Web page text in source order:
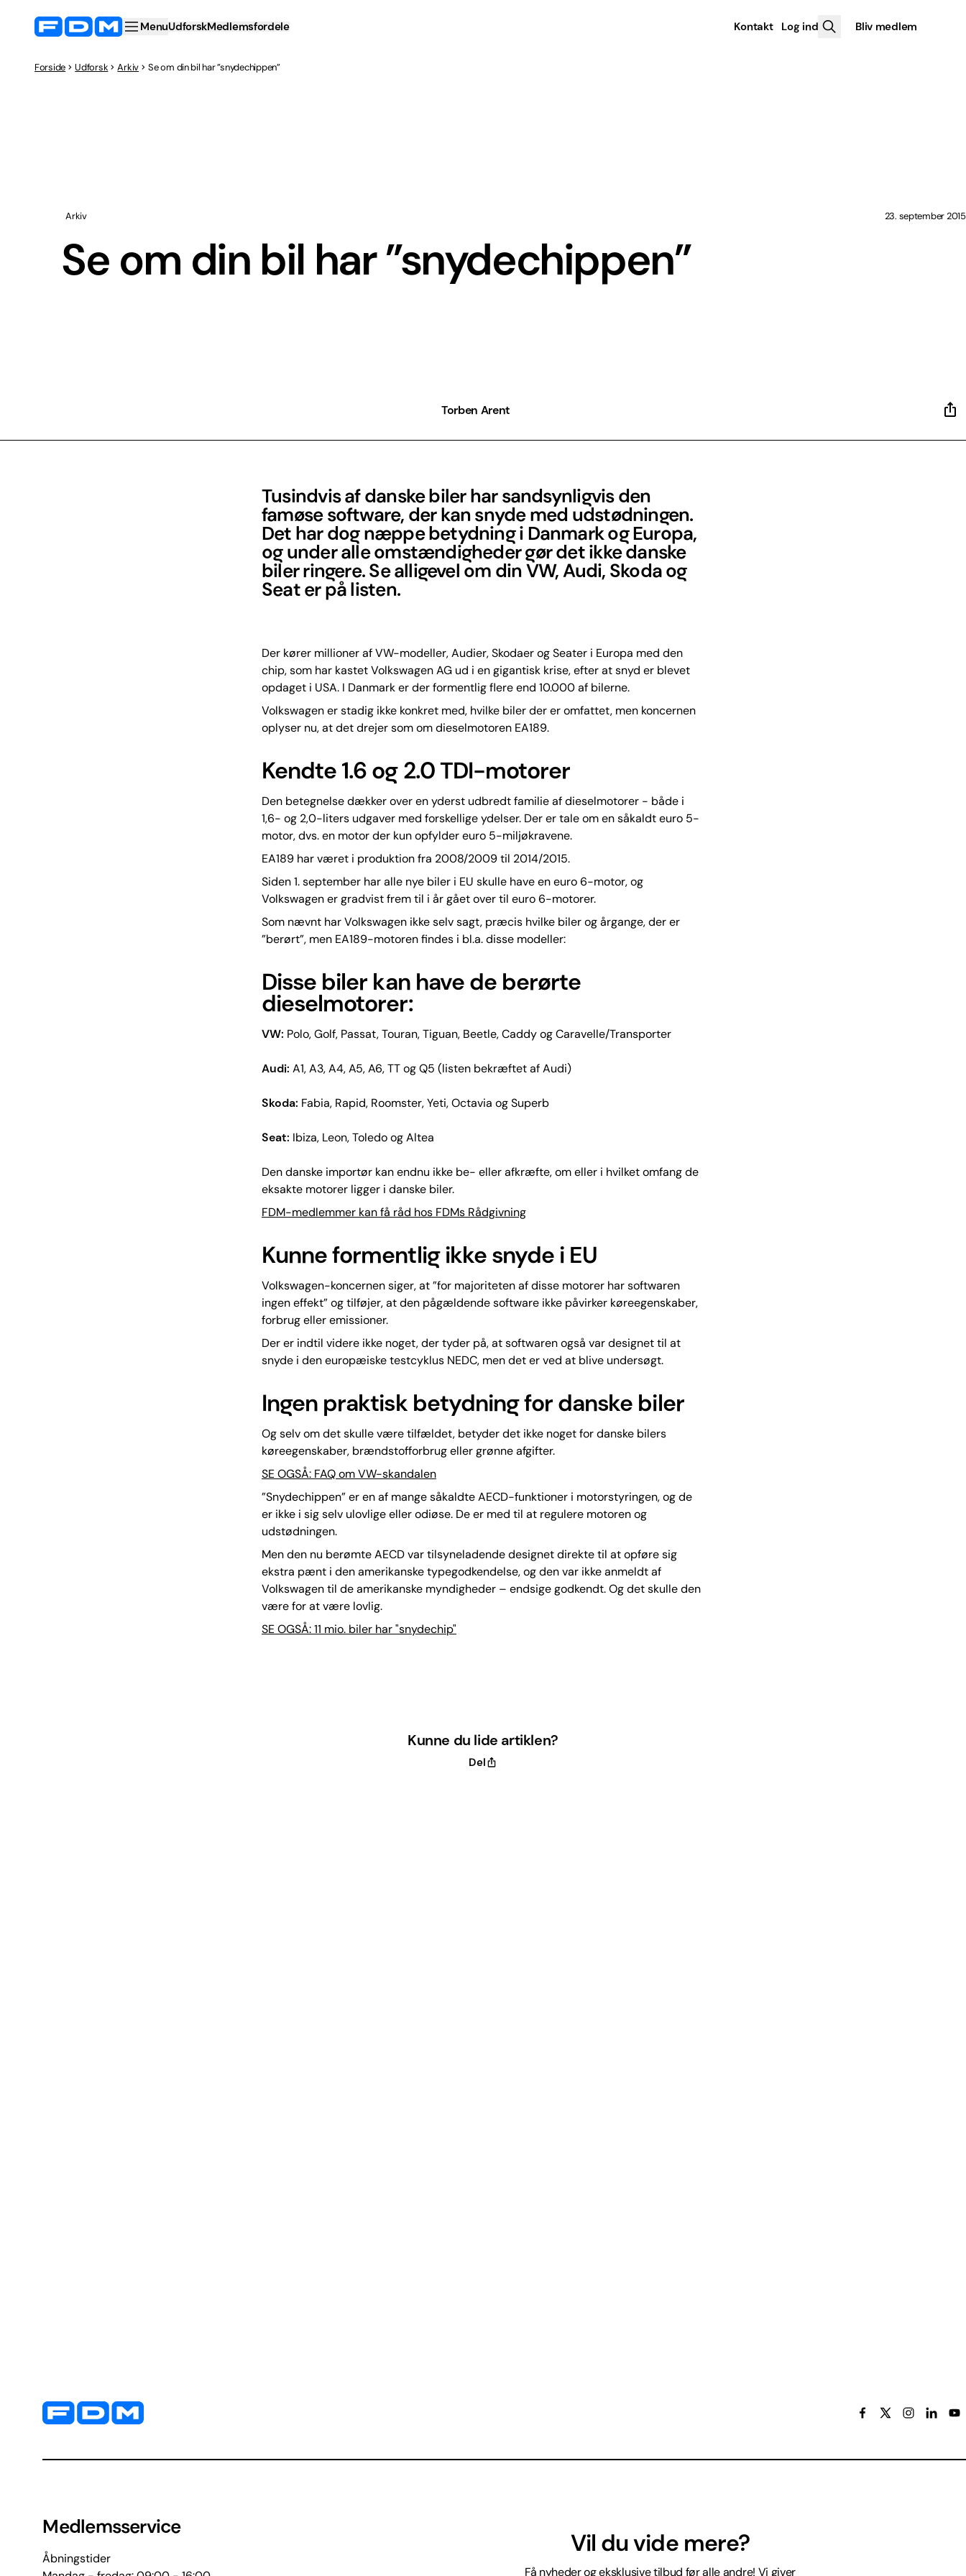
MenuUdforskMedlemsfordele Kontakt Log ind Bliv medlem
Forside Udforsk Arkiv Se om din bil har ”snydechippen”
Se om din bil har ”snydechippen”
Arkiv 23. september 2015
Torben Arent
Tusindvis af danske biler har sandsynligvis den
famøse software, der kan snyde med udstødningen.
Det har dog næppe betydning i Danmark og Europa,
og under alle omstændigheder gør det ikke danske
biler ringere. Se alligevel om din VW, Audi, Skoda og
Seat er på listen.
Der kører millioner af VW-modeller, Audier, Skodaer og Seater i Europa med den
chip, som har kastet Volkswagen AG ud i en gigantisk krise, efter at snyd er blevet
opdaget i USA. I Danmark er der formentlig flere end 10.000 af bilerne.
Volkswagen er stadig ikke konkret med, hvilke biler der er omfattet, men koncernen
oplyser nu, at det drejer som om dieselmotoren EA189.
Kendte 1.6 og 2.0 TDI-motorer
Den betegnelse dækker over en yderst udbredt familie af dieselmotorer - både i
1,6- og 2,0-liters udgaver med forskellige ydelser. Der er tale om en såkaldt euro 5-
motor, dvs. en motor der kun opfylder euro 5-miljøkravene.
EA189 har været i produktion fra 2008/2009 til 2014/2015.
Siden 1. september har alle nye biler i EU skulle have en euro 6-motor, og
Volkswagen er gradvist frem til i år gået over til euro 6-motorer.
Som nævnt har Volkswagen ikke selv sagt, præcis hvilke biler og årgange, der er
”berørt”, men EA189-motoren findes i bl.a. disse modeller:
Disse biler kan have de berørte
dieselmotorer:
VW: Polo, Golf, Passat, Touran, Tiguan, Beetle, Caddy og Caravelle/Transporter
Audi: A1, A3, A4, A5, A6, TT og Q5 (listen bekræftet af Audi)
Skoda: Fabia, Rapid, Roomster, Yeti, Octavia og Superb
Seat: Ibiza, Leon, Toledo og Altea
Den danske importør kan endnu ikke be- eller afkræfte, om eller i hvilket omfang de
eksakte motorer ligger i danske biler.
FDM-medlemmer kan få råd hos FDMs Rådgivning
Kunne formentlig ikke snyde i EU
Volkswagen-koncernen siger, at ”for majoriteten af disse motorer har softwaren
ingen effekt” og tilføjer, at den pågældende software ikke påvirker køreegenskaber,
forbrug eller emissioner.
Der er indtil videre ikke noget, der tyder på, at softwaren også var designet til at
snyde i den europæiske testcyklus NEDC, men det er ved at blive undersøgt.
Ingen praktisk betydning for danske biler
Og selv om det skulle være tilfældet, betyder det ikke noget for danske bilers
køreegenskaber, brændstofforbrug eller grønne afgifter.
SE OGSÅ: FAQ om VW-skandalen
”Snydechippen” er en af mange såkaldte AECD-funktioner i motorstyringen, og de
er ikke i sig selv ulovlige eller odiøse. De er med til at regulere motoren og
udstødningen.
Men den nu berømte AECD var tilsyneladende designet direkte til at opføre sig
ekstra pænt i den amerikanske typegodkendelse, og den var ikke anmeldt af
Volkswagen til de amerikanske myndigheder – endsige godkendt. Og det skulle den
være for at være lovlig.
SE OGSÅ: 11 mio. biler har "snydechip"
Kunne du lide artiklen?
Del
Yderligere information og kontaktoplysninger
Medlemsservice
Åbningstider
Vil du vide mere?
Få nyheder og eksklusive tilbud før alle andre! Vi giver